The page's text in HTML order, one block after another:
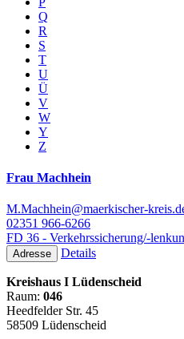
Q
R
S
T
U
Ü
V
W
Y
Z
Frau Machhein
M.Machhein@maerkischer-
02351 966-6266
FD 36 - Verkehrssicherung/-
Adresse Details
Kreishaus I Lüdenscheid
Raum: 046
Heedfelder Str. 45
58509 Lüdenscheid